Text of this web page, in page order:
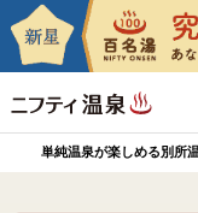
単純温泉が楽しめる別所